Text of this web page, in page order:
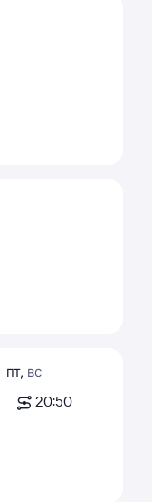
пт, вс
20:50